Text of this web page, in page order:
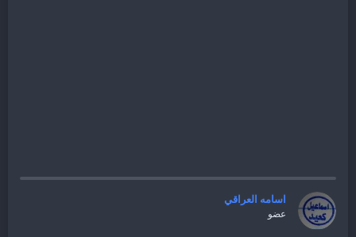
اسامه العراقي
عضو